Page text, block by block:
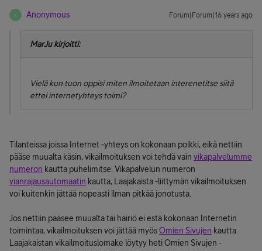
A Anonymous Forum|Forum|16 years ago
MarJu kirjoitti:
Vielä kun tuon oppisi miten ilmoitetaan interenetitse siitä
ettei internetyhteys toimi?
Tilanteissa joissa Internet -yhteys on kokonaan poikki, eikä nettiin
pääse muualta käsin, vikailmoituksen voi tehdä vain vikapalvelumme
numeron kautta puhelimitse. Vikapalvelun numeron
vianrajausautomaatin kautta, Laajakaista -liittymän vikailmoituksen
voi kuitenkin jättää nopeasti ilman pitkää jonotusta.
Jos nettiin pääsee muualta tai häiriö ei estä kokonaan Internetin
toimintaa, vikailmoituksen voi jättää myösOmien Sivujen kautta.
Laajakaistan vikailmoituslomake löytyy heti Omien Sivujen -